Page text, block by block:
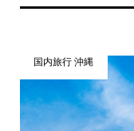
国内旅行 沖縄